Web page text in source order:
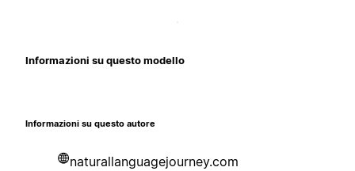
Informazioni su questo modello
Informazioni su questo autore
naturallanguagejourney.com